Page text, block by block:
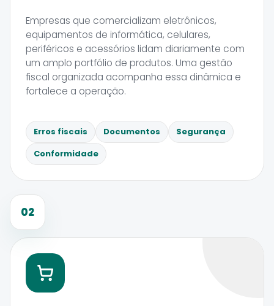
Empresas que comercializam eletrônicos,
equipamentos de informática, celulares,
periféricos e acessórios lidam diariamente com
um amplo portfólio de produtos. Uma gestão
fiscal organizada acompanha essa dinâmica e
fortalece a operação.
Erros fiscais Documentos
Segurança
Conformidade
02